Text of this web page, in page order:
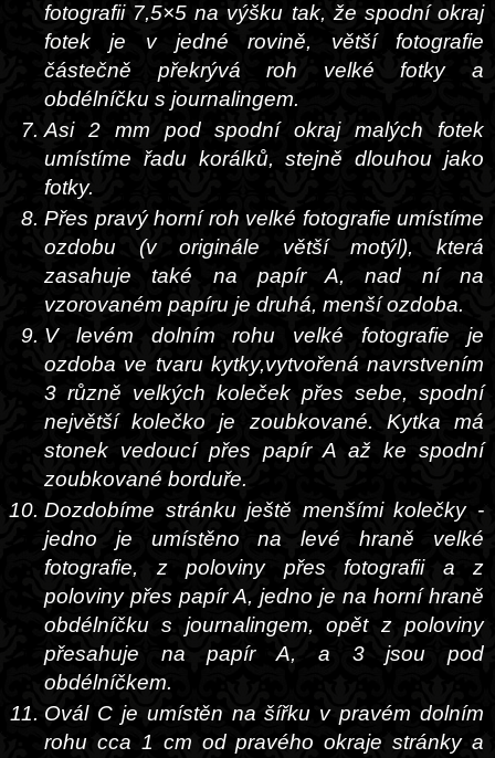
fotografii 7,5×5 na výšku tak, že spodní okraj
fotek je v jedné rovině, větší fotografie
částečně překrývá roh velké fotky a
obdélníčku s journalingem.
Asi 2 mm pod spodní okraj malých fotek
umístíme řadu korálků, stejně dlouhou jako
fotky.
Přes pravý horní roh velké fotografie umístíme
ozdobu (v originále větší motýl), která
zasahuje také na papír A, nad ní na
vzorovaném papíru je druhá, menší ozdoba.
V levém dolním rohu velké fotografie je
ozdoba ve tvaru kytky,vytvořená navrstvením
3 různě velkých koleček přes sebe, spodní
největší kolečko je zoubkované. Kytka má
stonek vedoucí přes papír A až ke spodní
zoubkované borduře.
Dozdobíme stránku ještě menšími kolečky -
jedno je umístěno na levé hraně velké
fotografie, z poloviny přes fotografii a z
poloviny přes papír A, jedno je na horní hraně
obdélníčku s journalingem, opět z poloviny
přesahuje na papír A, a 3 jsou pod
obdélníčkem.
Ovál C je umístěn na šířku v pravém dolním
rohu cca 1 cm od pravého okraje stránky a